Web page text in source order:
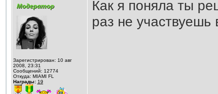
Зарегистрирован: 10 авг
2008, 23:31
Сообщений: 12774
Откуда: MIAMI FL
Награды: 19
Как я поняла ты
раз не участвуешь